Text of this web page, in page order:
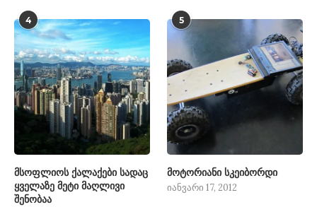
4
მსოფლიოს ქალაქები სადაც
ყველაზე მეტი მაღლივი
შენობაა
5
მოტორიანი სკეიბორდი
იანვარი 17, 2012